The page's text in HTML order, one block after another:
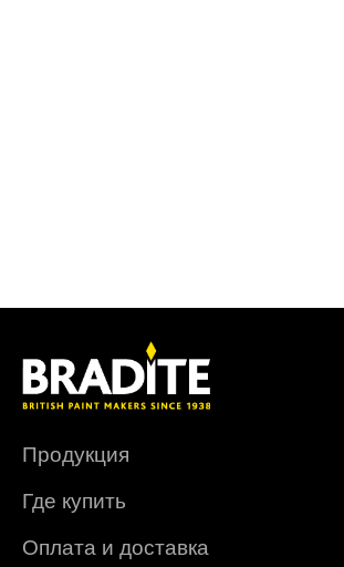
Продукция
Где купить
Оплата и доставка